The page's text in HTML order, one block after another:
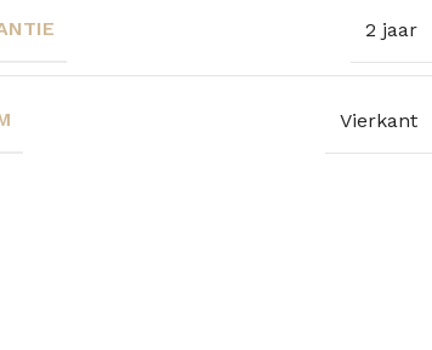
2 jaar
Vierkant